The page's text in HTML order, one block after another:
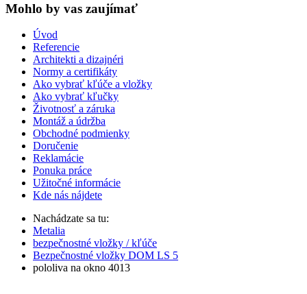
Mohlo by vas zaujímať
Úvod
Referencie
Architekti a dizajnéri
Normy a certifikáty
Ako vybrať kľúče a vložky
Ako vybrať kľučky
Životnosť a záruka
Montáž a údržba
Obchodné podmienky
Doručenie
Reklamácie
Ponuka práce
Užitočné informácie
Kde nás nájdete
Nachádzate sa tu:
Metalia
bezpečnostné vložky / kľúče
Bezpečnostné vložky DOM LS 5
pololiva na okno 4013